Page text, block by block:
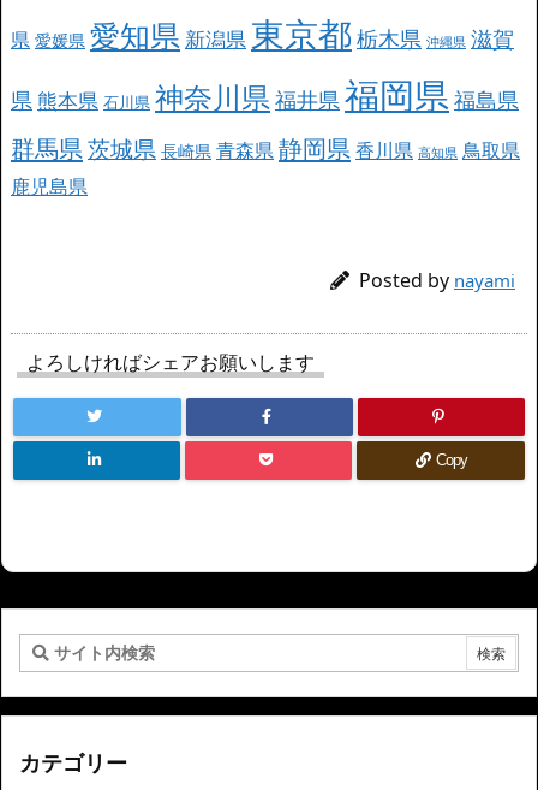
県 愛媛県 愛知県 新潟県 東京都 栃木県 沖縄県 滋賀
県 熊本県 石川県 神奈川県 福井県 福岡県福島県
群馬県茨城県 長崎県 青森県静岡県 香川県 高知県 鳥取県
鹿児島県
Posted by nayami
よろしければシェアお願いします
Copy
カテゴリー